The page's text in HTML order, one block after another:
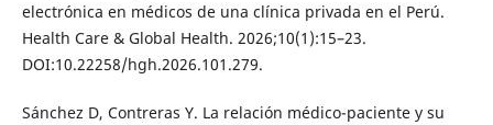
electrónica en médicos de una clínica privada en el Perú.
Health Care & Global Health. 2026;10(1):15–23.
DOI:10.22258/hgh.2026.101.279.
Sánchez D, Contreras Y. La relación médico-paciente y su